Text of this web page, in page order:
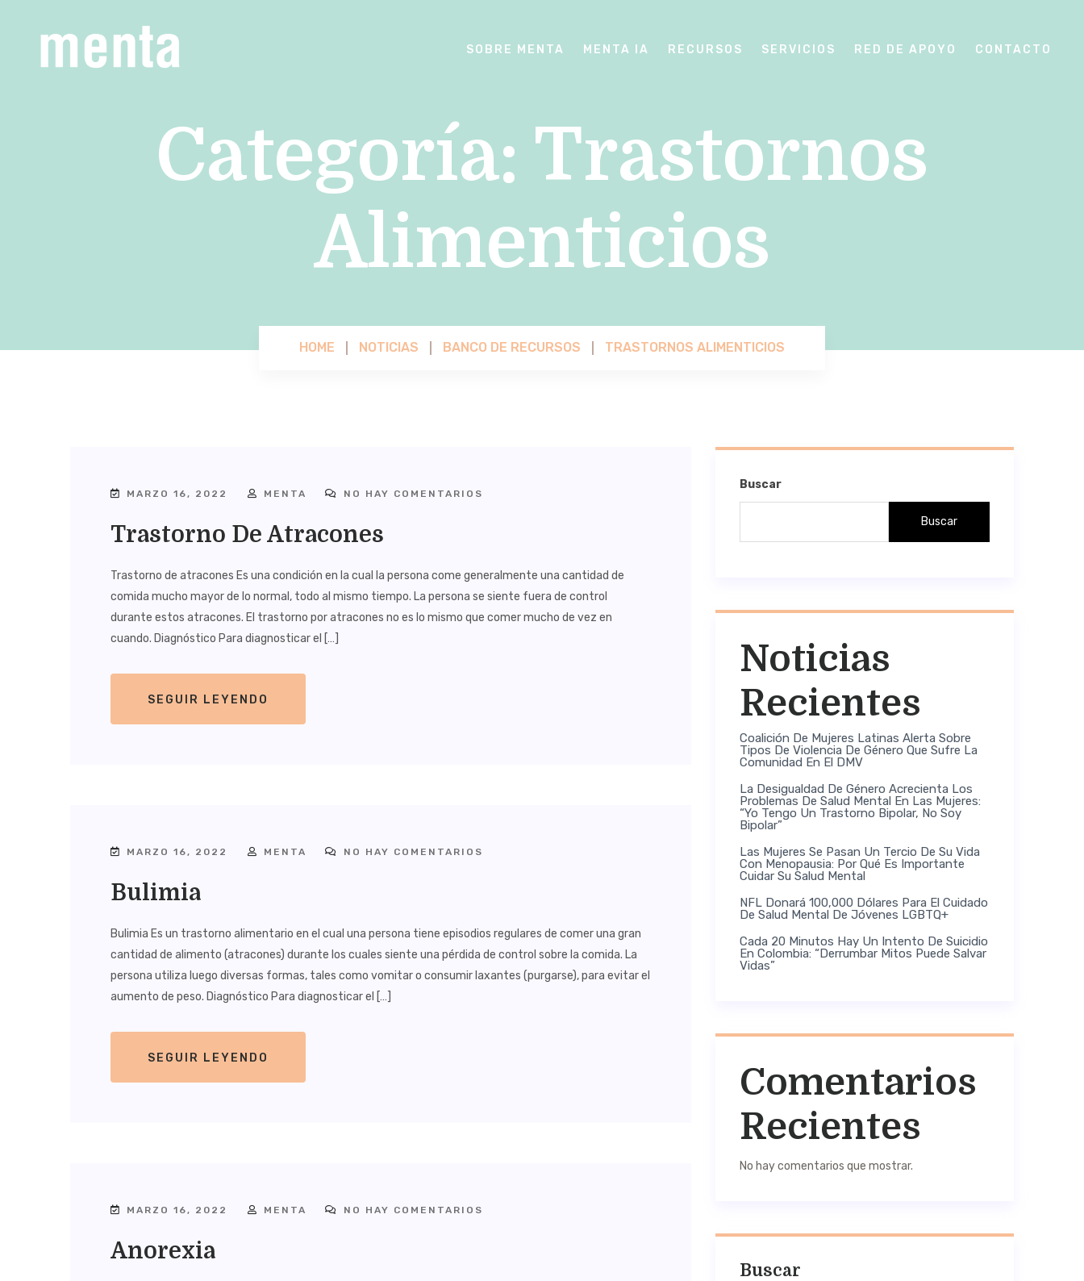
SOBRE MENTA MENTA IA RECURSOS SERVICIOS RED DE APOYO CONTACTO
Categoría: Trastornos
Alimenticios
HOME NOTICIAS BANCO DE RECURSOS TRASTORNOS ALIMENTICIOS
MARZO 16, 2022 MENTA NO HAY COMENTARIOS
Trastorno De Atracones
Trastorno de atracones Es una condición en la cual la persona come generalmente una cantidad de
comida mucho mayor de lo normal, todo al mismo tiempo. La persona se siente fuera de control
durante estos atracones. El trastorno por atracones no es lo mismo que comer mucho de vez en
cuando. Diagnóstico Para diagnosticar el […]
SEGUIR LEYENDO
MARZO 16, 2022 MENTA NO HAY COMENTARIOS
Bulimia
Bulimia Es un trastorno alimentario en el cual una persona tiene episodios regulares de comer una gran
cantidad de alimento (atracones) durante los cuales siente una pérdida de control sobre la comida. La
persona utiliza luego diversas formas, tales como vomitar o consumir laxantes (purgarse), para evitar el
aumento de peso. Diagnóstico Para diagnosticar el […]
SEGUIR LEYENDO
MARZO 16, 2022 MENTA NO HAY COMENTARIOS
Anorexia
Buscar
Buscar
Noticias
Recientes
Coalición De Mujeres Latinas Alerta Sobre
Tipos De Violencia De Género Que Sufre La
Comunidad En El DMV
La Desigualdad De Género Acrecienta Los
Problemas De Salud Mental En Las Mujeres:
“Yo Tengo Un Trastorno Bipolar, No Soy
Bipolar”
Las Mujeres Se Pasan Un Tercio De Su Vida
Con Menopausia: Por Qué Es Importante
Cuidar Su Salud Mental
NFL Donará 100,000 Dólares Para El Cuidado
De Salud Mental De Jóvenes LGBTQ+
Cada 20 Minutos Hay Un Intento De Suicidio
En Colombia: “Derrumbar Mitos Puede Salvar
Vidas”
Comentarios
Recientes
No hay comentarios que mostrar.
Buscar